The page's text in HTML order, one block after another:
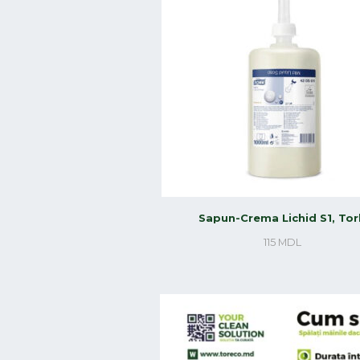
Sapun-Crema Lichid S1,
115 MDL